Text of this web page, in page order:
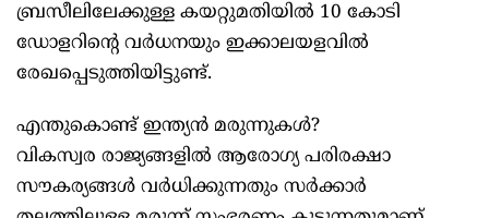
ബ്രസീലിലേക്കുള്ള കയറ്റുമതിയില്‍ 10 കോടി
ഡോളറിന്റെ വര്‍ധനയും ഇക്കാലയളവില്‍
രേഖപ്പെടുത്തിയിട്ടുണ്ട്.
എന്തുകൊണ്ട് ഇന്ത്യന്‍ മരുന്നുകള്‍?
വികസ്വര രാജ്യങ്ങളില്‍ ആരോഗ്യ പരിരക്ഷാ
സൗകര്യങ്ങള്‍ വര്‍ധിക്കുന്നതും സര്‍ക്കാര്‍